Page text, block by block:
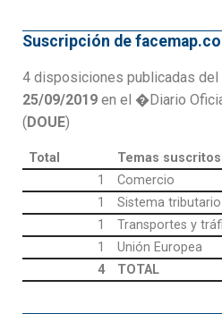
Suscripción de
4 disposiciones publicadas del
25/09/2019 en el �Diario
( DOUE)
Total
Temas suscritos
1
Comercio
1
Sistema tributario
1
Transportes y
1
Unión Europea
4
TOTAL